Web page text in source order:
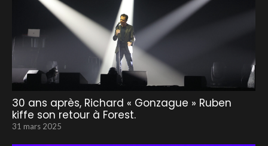
30 ans après, Richard « Gonzague » Ruben
kiffe son retour à Forest.
31 mars 2025